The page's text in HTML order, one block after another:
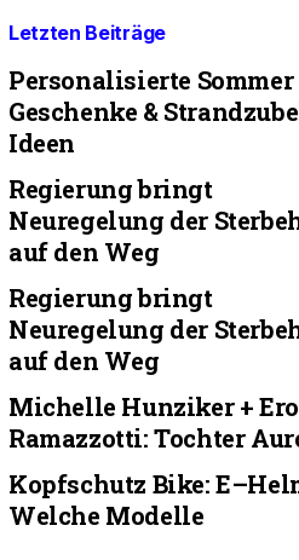
Letzten Beiträge
Personalisierte Sommer
Geschenke &
Ideen
Regierung bringt
Neuregelung der
auf den Weg
Regierung bringt
Neuregelung der
auf den Weg
Michelle Hunziker +
Ramazzotti: Tochter
Kopfschutz Bike:
Welche Modelle